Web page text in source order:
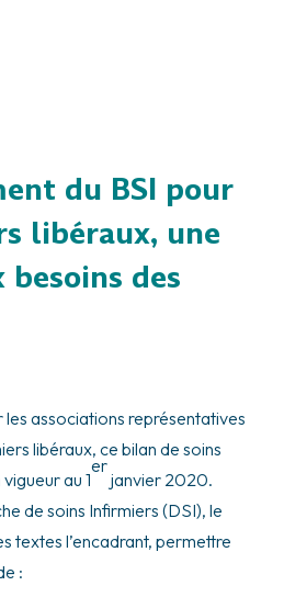
du BSI pour
libéraux, une
besoins des
associations représentatives
libéraux, ce bilan de soins
au 1
er
janvier 2020.
de soins Infirmiers (DSI), le
textes l’encadrant, permettre
: